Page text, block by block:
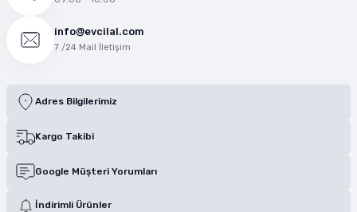
info@evcilal.com
7 /24 Mail İletişim
Adres Bilgilerimiz
Kargo Takibi
Google Müşteri Yorumları
İndirimli Ürünler